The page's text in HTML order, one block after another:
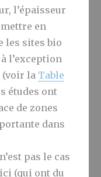
l’épaisseur
en
les sites bio
l’exception
(voir la Table
études ont
de zones
dans
pas le cas
(qui ont du